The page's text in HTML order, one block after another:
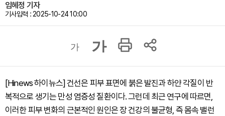
임혜정 기자
기사입력 : 2025-10-24 10:00
가 가
[Hinews 하이뉴스] 건선은 피부 표면에 붉은 발진과 하얀 각질이 반
복적으로 생기는 만성 염증성 질환이다. 그런데 최근 연구에 따르면,
이러한 피부 변화의 근본적인 원인은 장 건강의 불균형, 즉 몸속 밸런